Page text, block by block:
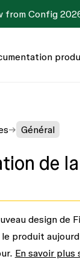
from Config
Général
de
design de
le produit
En savoir plus